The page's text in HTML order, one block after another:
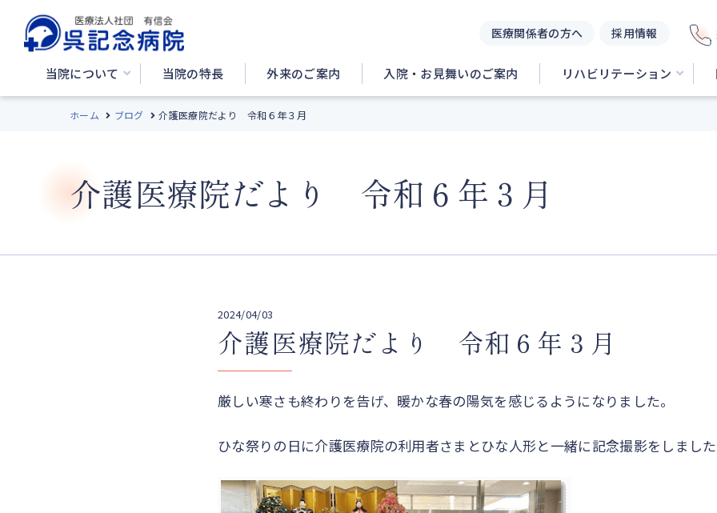
医療関係者の方へ 採用情報
当院について 当院の特長 外来のご案内 入院・お見舞いのご案内 リハビリテーション
ホーム ブログ 介護医療院だより 令和６年３月
介護医療院だより 令和６年３月
2024/04/03
介護医療院だより 令和６年３月
厳しい寒さも終わりを告げ、暖かな春の陽気を感じるようになりました。
ひな祭りの日に介護医療院の利用者さまとひな人形と一緒に記念撮影をしまし